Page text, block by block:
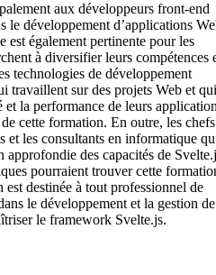
aux développeurs front-end
le développement d’applications
également pertinente pour les
à diversifier leurs compétences
technologies de développement
travaillent sur des projets Web et qui
la performance de leurs
cette formation. En outre, les chefs
et les consultants en informatique
approfondie des capacités de
pourraient trouver cette
destinée à tout professionnel de
le développement et la gestion de
le framework Svelte.js.